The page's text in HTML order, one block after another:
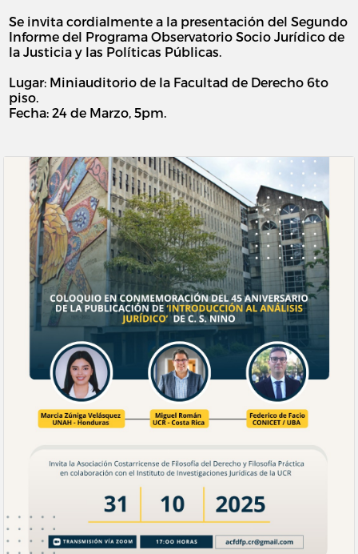
Se invita cordialmente a la presentación del Segundo
Informe del Programa Observatorio Socio Jurídico de
la Justicia y las Políticas Públicas.
Lugar: Miniauditorio de la Facultad de Derecho 6to
piso.
Fecha: 24 de Marzo, 5pm.